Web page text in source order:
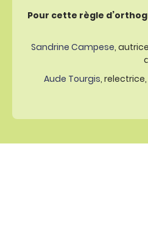
Pour cette règle
Sandrine Campese,
Aude Tourgis,